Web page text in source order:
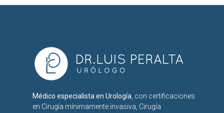
Médico especialista en Urología , con certificaciones
en Cirugía mínimamente invasiva, Cirugía